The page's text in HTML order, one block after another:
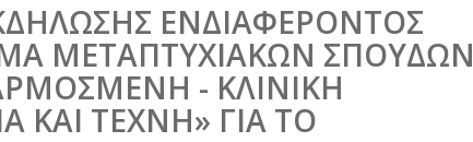
ΕΝΔΙΑΦΕΡΟΝΤΟΣ
ΜΕΤΑΠΤΥΧΙΑΚΩΝ ΣΠΟΥΔΩΝ
- ΚΛΙΝΙΚΗ
ΚΑΙ ΤΕΧΝΗ» ΓΙΑ ΤΟ